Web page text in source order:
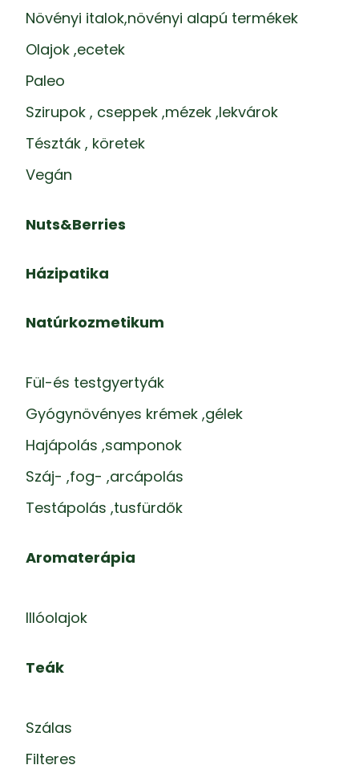
Növényi italok,növényi alapú termékek
Olajok ,ecetek
Paleo
Szirupok , cseppek ,mézek ,lekvárok
Tészták , köretek
Vegán
Nuts&Berries
Házipatika
Natúrkozmetikum
Fül-és testgyertyák
Gyógynövényes krémek ,gélek
Hajápolás ,samponok
Száj- ,fog- ,arcápolás
Testápolás ,tusfürdők
Aromaterápia
Illóolajok
Teák
Szálas
Filteres